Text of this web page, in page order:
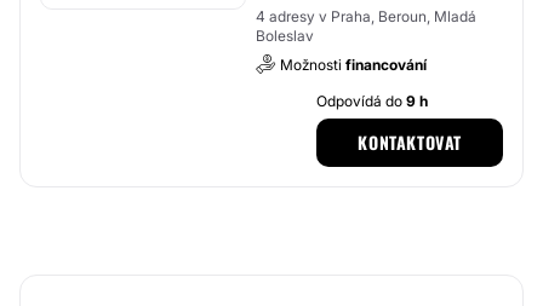
4 adresy v Praha, Beroun, Mladá
Boleslav
Možnosti financování
Odpovídá do9 h
KONTAKTOVAT